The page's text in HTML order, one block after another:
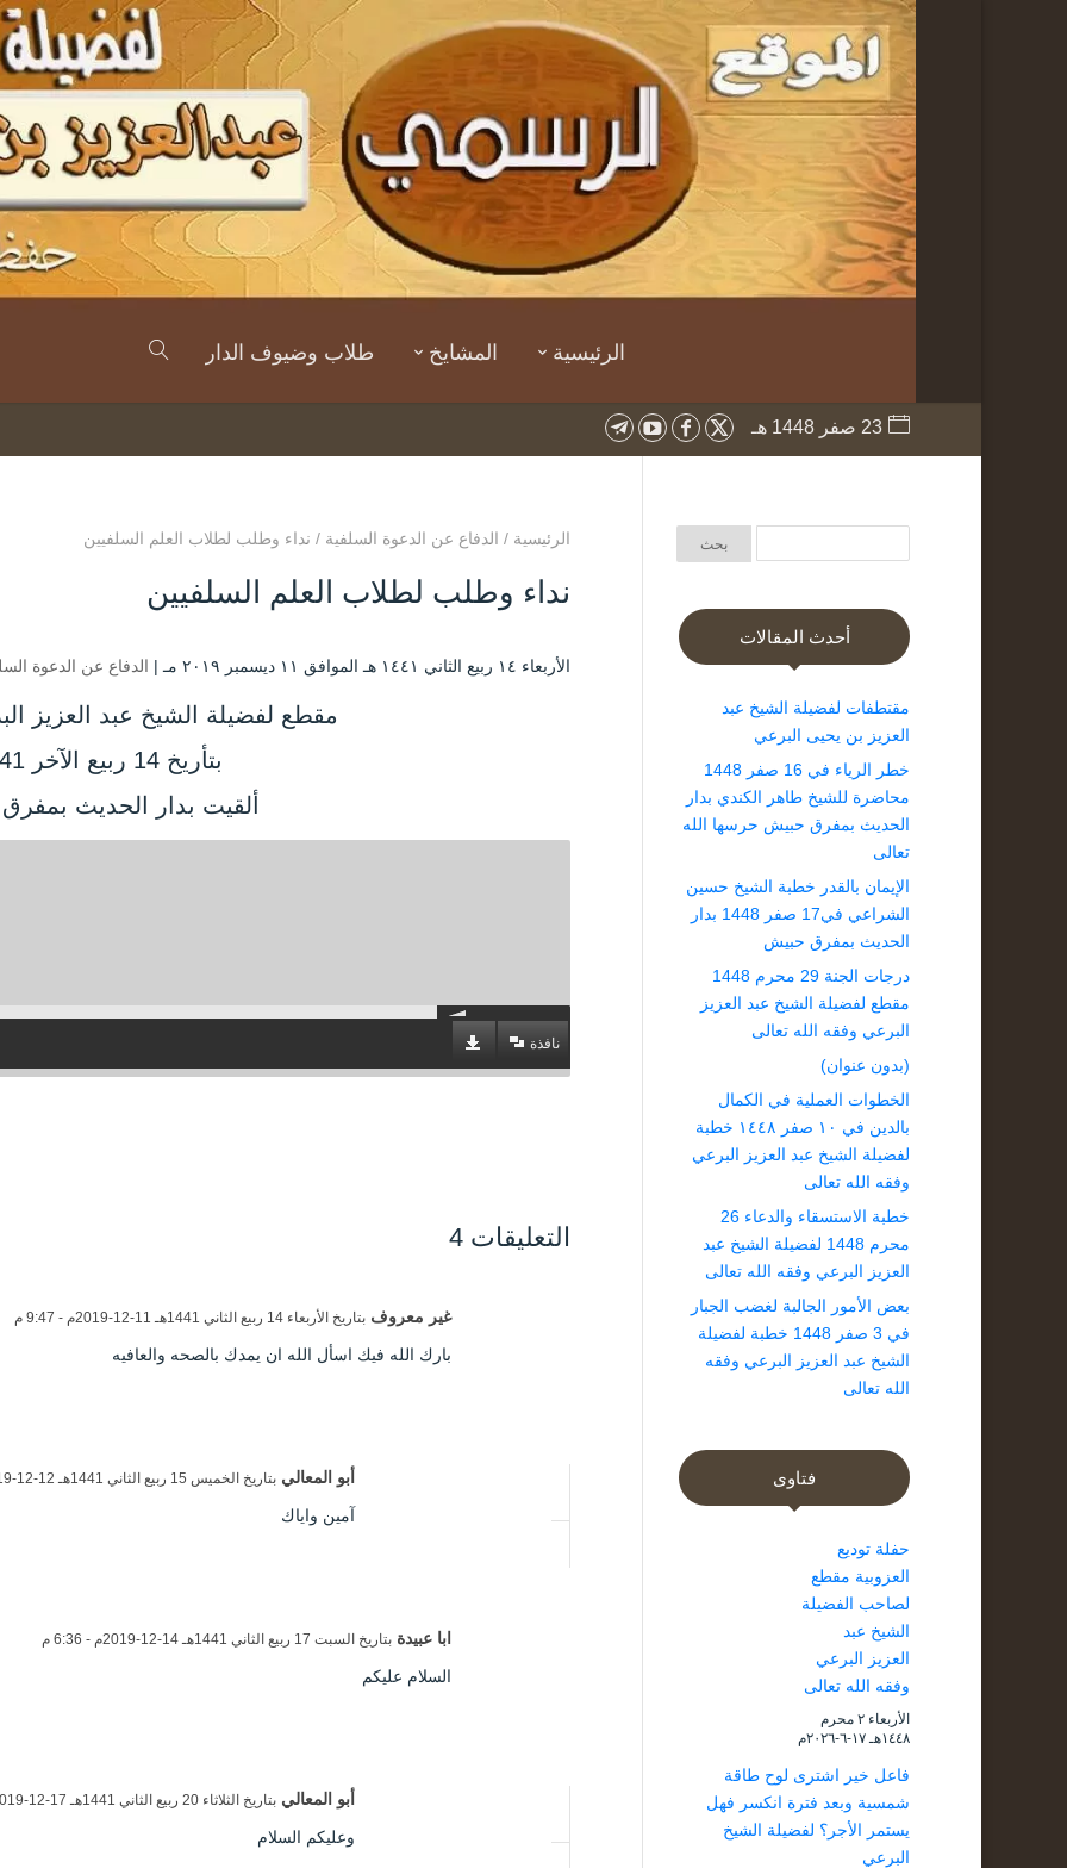
الرئيسية المشايخ طلاب وضيوف الدار
23 صفر 1448 هـ
الرئيسية / الدفاع عن الدعوة السلفية / نداء وطلب لطلاب العلم السلفيين
نداء وطلب لطلاب العلم السلفيين
الأربعاء ۱٤ ربيع الثاني ۱٤٤۱ هـ الموافق ۱۱ ديسمبر ۲۰۱۹ مـ | الدفاع عن الدعوة
مقطع لفضيلة الشيخ عبد العزيز
بتأريخ 14 ربيع الآخر 1441
ألقيت بدار الحديث
نافذة
التعليقات 4
غير معروف بتاريخ الأربعاء 14 ربيع الثاني 1441هـ 11-12-2019م - 9:47 م
بارك الله فيك اسأل الله ان يمدك بالصحه والعافيه
أبو المعالي بتاريخ الخميس 15 ربيع الثاني 1441هـ 12-12-2019م - 8:17 م
آمين واياك
ابا عبيدة بتاريخ السبت 17 ربيع الثاني 1441هـ 14-12-2019م - 6:36 م
السلام عليكم
أبو المعالي بتاريخ الثلاثاء 20 ربيع الثاني 1441هـ 17-12-2019م - 4:50 م
وعليكم السلام
أحدث المقالات
مقتطفات لفضيلة الشيخ عبد
العزيز بن يحيى البرعي
خطر الرياء في 16 صفر 1448
محاضرة للشيخ طاهر الكندي بدار
الحديث بمفرق حبيش حرسها الله
تعالى
الإيمان بالقدر خطبة الشيخ حسين
الشراعي في17 صفر 1448 بدار
الحديث بمفرق حبيش
درجات الجنة 29 محرم 1448
مقطع لفضيلة الشيخ عبد العزيز
البرعي وفقه الله تعالى
(بدون عنوان)
الخطوات العملية في الكمال
بالدين في ١٠ صفر ١٤٤٨ خطبة
لفضيلة الشيخ عبد العزيز البرعي
وفقه الله تعالى
خطبة الاستسقاء والدعاء 26
محرم 1448 لفضيلة الشيخ عبد
العزيز البرعي وفقه الله تعالى
بعض الأمور الجالبة لغضب الجبار
في 3 صفر 1448 خطبة لفضيلة
الشيخ عبد العزيز البرعي وفقه
الله تعالى
فتاوى
حفلة توديع
العزوبية مقطع
لصاحب الفضيلة
الشيخ عبد
العزيز البرعي
وفقه الله تعالى
الأربعاء ۲ محرم
۱٤٤۸هـ ۱۷-٦-۲۰۲٦م
فاعل خير اشترى لوح طاقة
شمسية وبعد فترة انكسر فهل
يستمر الأجر؟ لفضيلة الشيخ
البرعي